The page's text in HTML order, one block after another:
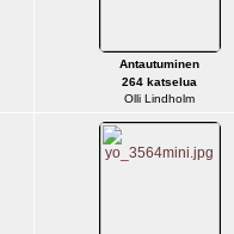
Antautuminen
264 katselua
Olli Lindholm